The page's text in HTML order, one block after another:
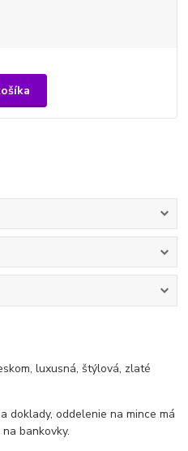
luxusná, štýlová, zlaté
doklady, oddelenie na mince má
bankovky.